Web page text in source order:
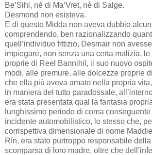
Be’Sihl, né di Ma’Vret, né di Salge.
Desmond non esisteva.
E di questo Midda non aveva dubbio
comprendendo, ben razionalizzando
quell’individuo fittizio, Desmair non
impiegare, non senza una certa malizia,
proprie di Reel Bannihil, il suo nuovo
modi, alle premure, alle dolcezze proprie
che ella più aveva amato nella propria
in maniera del tutto paradossale,
era stata presentata qual la fantasia
lunghissimo periodo di coma
incidente automobilistico, lo stesso che,
corrispettiva dimensionale di nome
Rín, era stato purtroppo responsabile
scomparsa di loro madre, oltre che